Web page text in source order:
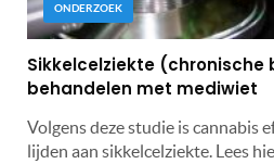
ONDERZOEK
Sikkelcelziekte
behandelen met mediwiet
Volgens deze studie is cannabis
lijden aan sikkelcelziekte. Lees